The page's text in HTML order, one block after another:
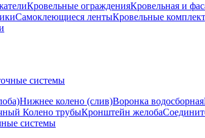
Кровельные огражденияКровельная и
Самоклеющиеся лентыКровельные
системы
Нижнее колено (слив)Воронка водосборная
Колено трубыКронштейн желоба
системы